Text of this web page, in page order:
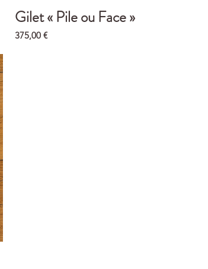
Aperçu rapide
Gilet « Pile ou Face »
Prix
375,00 €